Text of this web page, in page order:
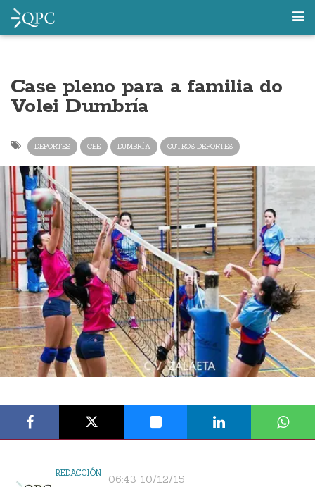
Case pleno para a familia do
Volei Dumbría
DEPORTES CEE DUMBRÍA OUTROS DEPORTES
REDACCIÓN 06:43 10/12/15